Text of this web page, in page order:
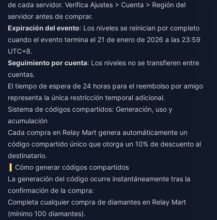
de cada servidor. Verifica Ajustes > Cuenta > Región del
servidor antes de comprar.
Expiración del evento: Los niveles se reinician por completo
cuando el evento termina el 21 de enero de 2026 a las 23:59
UTC+8.
Seguimiento por cuenta: Los niveles no se transfieren entre
cuentas.
El tiempo de espera de 24 horas para el reembolso por amigo
representa la única restricción temporal adicional.
Sistema de códigos compartidos: Generación, uso y
acumulación
Cada compra en Relay Mart genera automáticamente un
código compartido único que otorga un 10% de descuento al
destinatario.
Cómo generar códigos compartidos
La generación del código ocurre instantáneamente tras la
confirmación de la compra:
Completa cualquier compra de diamantes en Relay Mart
(mínimo 100 diamantes).